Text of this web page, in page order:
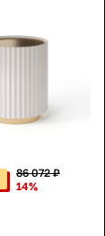
86 072 ₽
14%